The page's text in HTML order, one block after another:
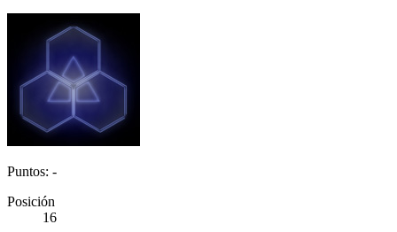
Puntos: -
Posición
16